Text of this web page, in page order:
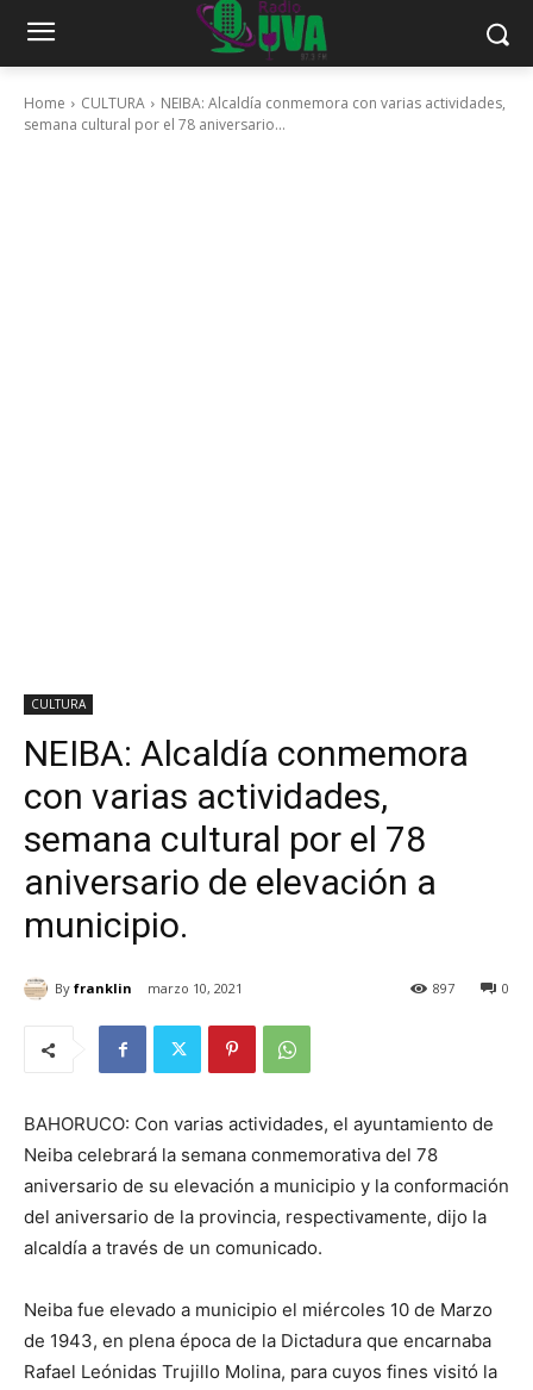
Home CULTURA
NEIBA: Alcaldía conmemora con varias actividades,
semana cultural por el 78 aniversario...
CULTURA
NEIBA: Alcaldía conmemora
con varias actividades,
semana cultural por el 78
aniversario de elevación a
municipio.
By franklin marzo 10, 2021 0
897
BAHORUCO: Con varias actividades, el ayuntamiento de
Neiba celebrará la semana conmemorativa del 78
aniversario de su elevación a municipio y la conformación
del aniversario de la provincia, respectivamente, dijo la
alcaldía a través de un comunicado.
Neiba fue elevado a municipio el miércoles 10 de Marzo
de 1943, en plena época de la Dictadura que encarnaba
Rafael Leónidas Trujillo Molina, para cuyos fines visitó la